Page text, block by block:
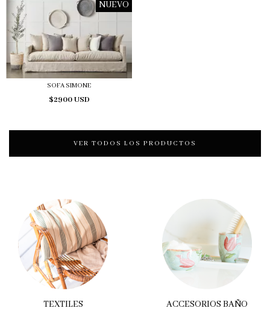
NUEVO
SOFA SIMONE
$2900 USD
VER TODOS LOS PRODUCTOS
TEXTILES ACCESORIOS BAÑO